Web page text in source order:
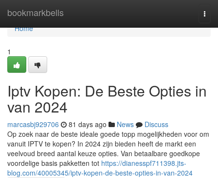
bookmarkbells
Home
Home
1
Iptv Kopen: De Beste Opties in
van 2024
marcasbj929706 81 days ago News
Discuss
Op zoek naar de beste ideale goede topp mogelijkheden voor om
vanuit IPTV te kopen? In 2024 zijn bieden heeft de markt een
veelvoud breed aantal keuze opties. Van betaalbare goedkope
voordelige basis pakketten tot https://dianesspf711398.jts-
blog.com/40005345/iptv-kopen-de-beste-opties-in-van-2024